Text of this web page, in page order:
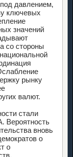
давлением,
ключевых
значений
со стороны
рынку
валют.
стали
Вероятность
вновь
о
о